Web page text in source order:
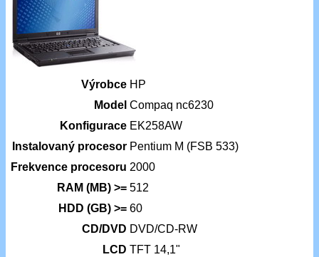
Výrobce HP
Model Compaq nc6230
Konfigurace EK258AW
Instalovaný procesor Pentium M (FSB 533)
Frekvence procesoru 2000
RAM (MB) >= 512
HDD (GB) >= 60
CD/DVD DVD/CD-RW
LCD TFT 14,1"